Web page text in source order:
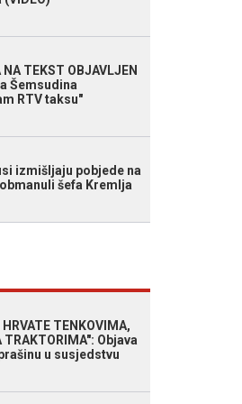
TEKST OBJAVLJEN
Šemsudina
RTV taksu"
izmišljaju pobjede na
šefa Kremlja
TENKOVIMA,
TRAKTORIMA": Objava
u susjedstvu